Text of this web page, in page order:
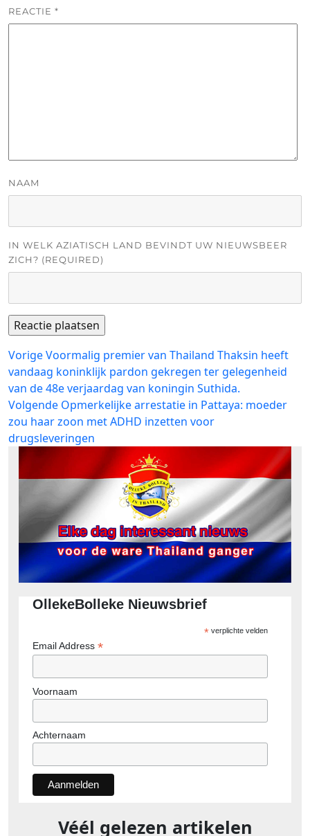
REACTIE *
NAAM
IN WELK AZIATISCH LAND BEVINDT UW NIEUWSBEER
ZICH? (REQUIRED)
Bericht
navigatie
VorigeVorig
bericht:
Voormalig premier van Thailand Thaksin heeft
vandaag koninklijk pardon gekregen ter gelegenheid
van de 48e verjaardag van koningin Suthida.
Volgende Volgend
bericht:
Opmerkelijke arrestatie in Pattaya: moeder
zou haar zoon met ADHD inzetten voor
drugsleveringen
OllekeBolleke Nieuwsbrief
*verplichte velden
Email Address *
Voornaam
Achternaam
Véél gelezen artikelen